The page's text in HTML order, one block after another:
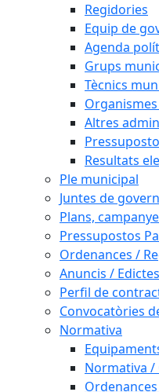
Regidories
Equip de
Agenda
Grups
Tècnics
Altres
Resultats
Ple municipal
Juntes de govern
Plans,
Pressupostos
Ordenances /
Anuncis / Edictes
Perfil de
Convocatòries
Normativa
Normativa /